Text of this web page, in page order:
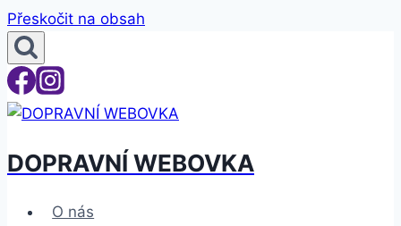
Přeskočit na obsah
DOPRAVNÍ WEBOVKA
O nás